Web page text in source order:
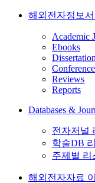
해외전자정보
Academic
Ebooks
Reviews
Reports
Databases &
전자저널
학술DB
주제별 리
해외전자자료